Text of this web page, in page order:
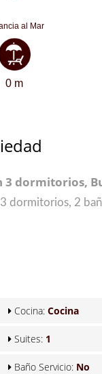
al Mar
0 m
3 dormitorios,
dormitorios, 2
Cocina: Cocina
Suites: 1
Baño Servicio: No